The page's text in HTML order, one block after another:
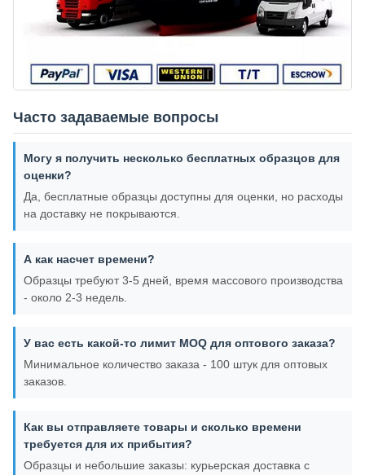
Часто задаваемые вопросы
Могу я получить несколько бесплатных образцов для
оценки?
Да, бесплатные образцы доступны для оценки, но расходы
на доставку не покрываются.
А как насчет времени?
Образцы требуют 3-5 дней, время массового производства
- около 2-3 недель.
У вас есть какой-то лимит MOQ для оптового заказа?
Минимальное количество заказа - 100 штук для оптовых
заказов.
Как вы отправляете товары и сколько времени
требуется для их прибытия?
Образцы и небольшие заказы: курьерская доставка с